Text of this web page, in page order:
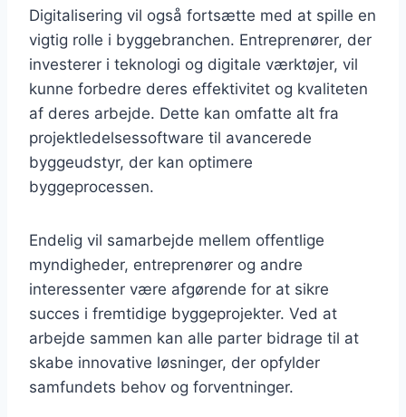
Digitalisering vil også fortsætte med at spille en
vigtig rolle i byggebranchen. Entreprenører, der
investerer i teknologi og digitale værktøjer, vil
kunne forbedre deres effektivitet og kvaliteten
af deres arbejde. Dette kan omfatte alt fra
projektledelsessoftware til avancerede
byggeudstyr, der kan optimere
byggeprocessen.
Endelig vil samarbejde mellem offentlige
myndigheder, entreprenører og andre
interessenter være afgørende for at sikre
succes i fremtidige byggeprojekter. Ved at
arbejde sammen kan alle parter bidrage til at
skabe innovative løsninger, der opfylder
samfundets behov og forventninger.